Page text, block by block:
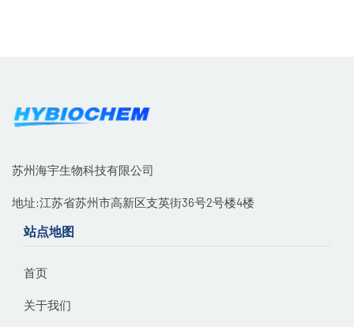
苏州海宇生物科技有限公司
地址:江苏省苏州市高新区支英街36号2号楼4楼
站点地图
首页
关于我们